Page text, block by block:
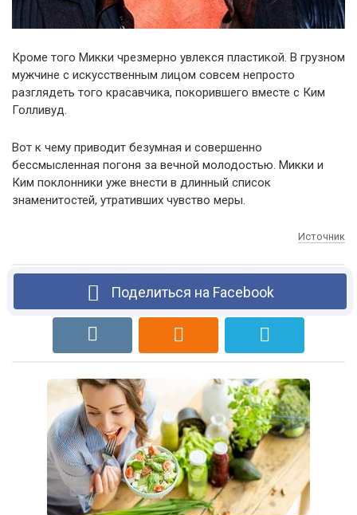
Кроме того Микки чрезмерно увлекся пластикой. В грузном
мужчине с искусственным лицом совсем непросто
разглядеть того красавчика, покорившего вместе с Ким
Голливуд.
Вот к чему приводит безумная и совершенно
бессмысленная погоня за вечной молодостью. Микки и
Ким поклонники уже внести в длинный список
знаменитостей, утративших чувство меры.
Источник
Поделиться на Facebook